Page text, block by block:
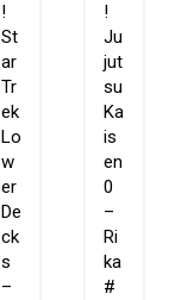
!
St
ar
Tr
ek
Lo
w
er
De
ck
s
–
!
Ju
jut
su
Ka
is
en
0
–
Ri
ka
#